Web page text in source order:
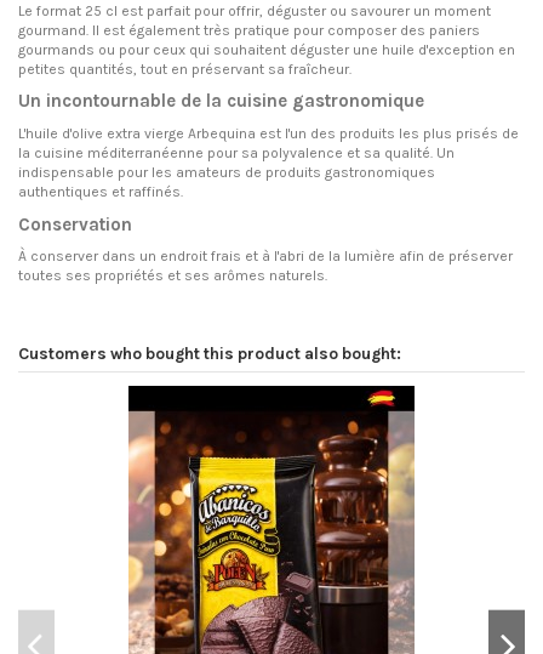
Le format 25 cl est parfait pour offrir, déguster ou savourer un moment
gourmand. Il est également très pratique pour composer des paniers
gourmands ou pour ceux qui souhaitent déguster une huile d'exception en
petites quantités, tout en préservant sa fraîcheur.
Un incontournable de la cuisine gastronomique
L'huile d'olive extra vierge Arbequina est l'un des produits les plus prisés de
la cuisine méditerranéenne pour sa polyvalence et sa qualité. Un
indispensable pour les amateurs de produits gastronomiques
authentiques et raffinés.
Conservation
À conserver dans un endroit frais et à l'abri de la lumière afin de préserver
toutes ses propriétés et ses arômes naturels.
Customers who bought this product also bought: